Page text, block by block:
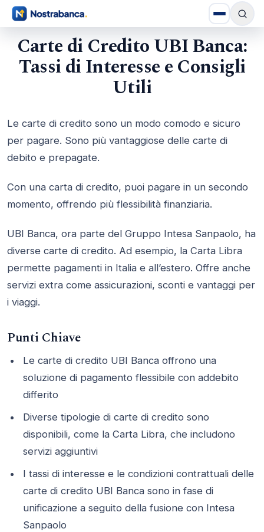
Carte di Credito UBI Banca:
Tassi di Interesse e Consigli
Utili
Le carte di credito sono un modo comodo e sicuro
per pagare. Sono più vantaggiose delle carte di
debito e prepagate.
Con una carta di credito, puoi pagare in un secondo
momento, offrendo più flessibilità finanziaria.
UBI Banca, ora parte del Gruppo Intesa Sanpaolo, ha
diverse carte di credito. Ad esempio, la Carta Libra
permette pagamenti in Italia e all’estero. Offre anche
servizi extra come assicurazioni, sconti e vantaggi per
i viaggi.
Punti Chiave
Le carte di credito UBI Banca offrono una
soluzione di pagamento flessibile con addebito
differito
Diverse tipologie di carte di credito sono
disponibili, come la Carta Libra, che includono
servizi aggiuntivi
I tassi di interesse e le condizioni contrattuali delle
carte di credito UBI Banca sono in fase di
unificazione a seguito della fusione con Intesa
Sanpaolo